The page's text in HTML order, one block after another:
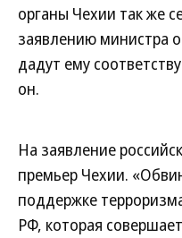
органы Чехии так же
заявлению министра
дадут ему
он.
На заявление
премьер Чехии.
поддержке
РФ, которая